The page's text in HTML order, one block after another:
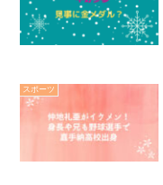
スポーツ